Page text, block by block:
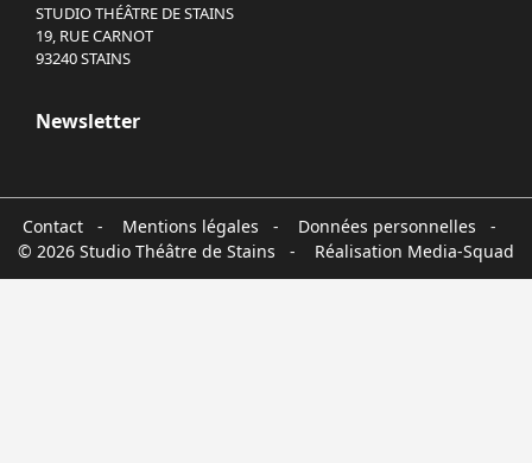
STUDIO THÉÂTRE DE STAINS
19, RUE CARNOT
93240 STAINS
Newsletter
Contact- Mentions légales - Données personnelles -
© 2026 Studio Théâtre de Stains - Réalisation Media-Squad